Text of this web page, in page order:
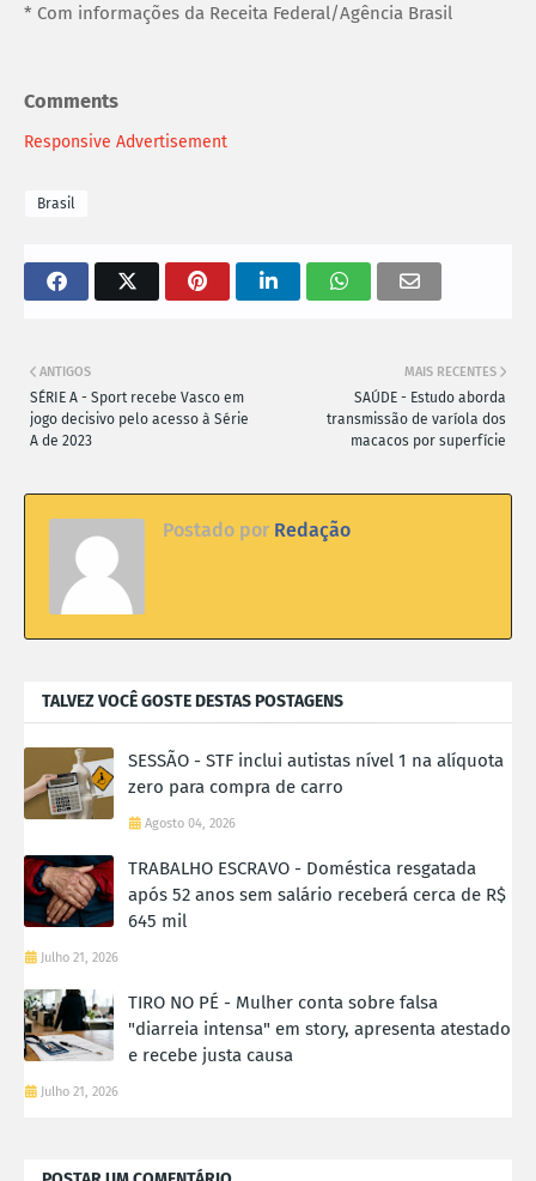
* Com informações da Receita Federal/Agência Brasil
Comments
Responsive Advertisement
Brasil
MAIS RECENTES
SAÚDE - Estudo aborda
transmissão de varíola dos
macacos por superfície
ANTIGOS
SÉRIE A - Sport recebe Vasco em
jogo decisivo pelo acesso à Série
A de 2023
Postado por Redação
TALVEZ VOCÊ GOSTE DESTAS POSTAGENS
SESSÃO - STF inclui autistas nível 1 na alíquota
zero para compra de carro
Agosto 04, 2026
TRABALHO ESCRAVO - Doméstica resgatada
após 52 anos sem salário receberá cerca de R$
645 mil
Julho 21, 2026
TIRO NO PÉ - Mulher conta sobre falsa
"diarreia intensa" em story, apresenta atestado
e recebe justa causa
Julho 21, 2026